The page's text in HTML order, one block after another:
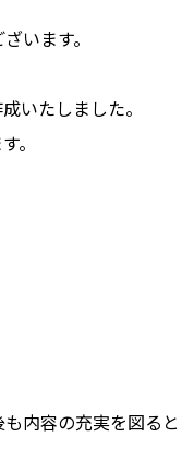
います。
いたしました。
。
内容の充実を図ると